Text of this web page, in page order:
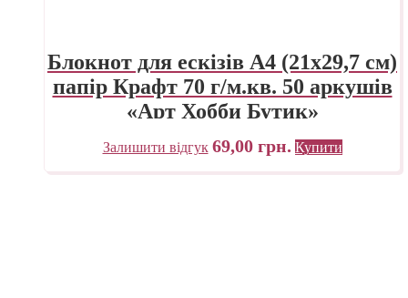
Блокнот для ескізів А4 (21х29,7 см)
папір Крафт 70 г/м.кв. 50 аркушів
«Арт Хобби Бутик»
Залишити відгук 69,00 грн. Купити